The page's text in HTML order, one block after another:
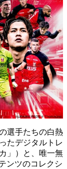
選手たちの白熱
たデジタルトレ
」）と、唯一無
ンツのコレクシ